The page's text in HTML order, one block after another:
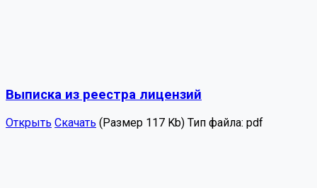
Выписка из реестра лицензий
Открыть Скачать (Размер 117 Kb) Тип файла: pdf